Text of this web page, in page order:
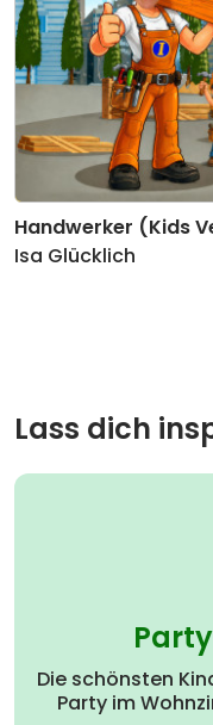
Handwerker (Kids
Isa Glücklich
Lass dich
Die schönsten
Party im